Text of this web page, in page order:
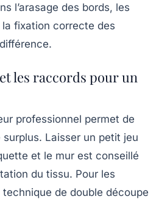
l’arasage des bords, les
fixation correcte des
les raccords pour un
professionnel permet de
surplus. Laisser un petit jeu
et le mur est conseillé
du tissu. Pour les
de double découpe